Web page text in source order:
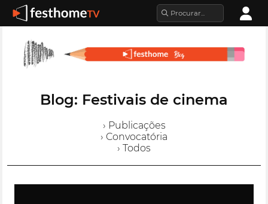
Blog: Festivais de cinema
› Publicações
› Convocatória
› Todos